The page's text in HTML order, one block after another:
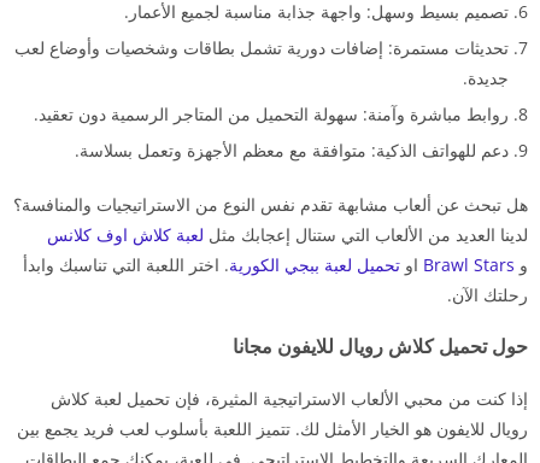
تصميم بسيط وسهل: واجهة جذابة مناسبة لجميع الأعمار.
تحديثات مستمرة: إضافات دورية تشمل بطاقات وشخصيات وأوضاع لعب
جديدة.
روابط مباشرة وآمنة: سهولة التحميل من المتاجر الرسمية دون تعقيد.
دعم للهواتف الذكية: متوافقة مع معظم الأجهزة وتعمل بسلاسة.
هل تبحث عن ألعاب مشابهة تقدم نفس النوع من الاستراتيجيات والمنافسة؟
لدينا العديد من الألعاب التي ستنال إعجابك مثل لعبة كلاش اوف كلانس
و Brawl Stars او تحميل لعبة ببجي الكورية. اختر اللعبة التي تناسبك وابدأ
رحلتك الآن.
حول تحميل كلاش رويال للايفون مجانا
إذا كنت من محبي الألعاب الاستراتيجية المثيرة، فإن تحميل لعبة كلاش
رويال للايفون هو الخيار الأمثل لك. تتميز اللعبة بأسلوب لعب فريد يجمع بين
المعارك السريعة والتخطيط الاستراتيجي. في للعبة، يمكنك جمع البطاقات